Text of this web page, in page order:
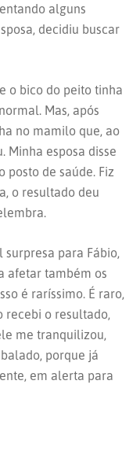
alguns
decidiu buscar
o bico do peito tinha
Mas, após
no mamilo que, ao
Minha esposa disse
de saúde. Fiz
o resultado deu
para Fábio,
afetar também os
é raríssimo. É raro,
recebi o resultado,
me tranquilizou,
porque já
em alerta para